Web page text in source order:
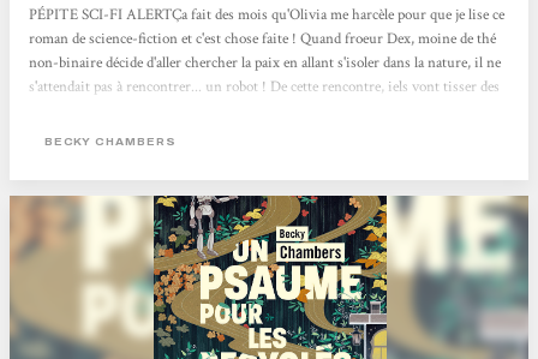
PÉPITE SCI-FI ALERTÇa fait des mois qu'Olivia me harcèle pour que je lise ce
roman de science-fiction et c'est chose faite ! Quand froeur Dex, moine de thé
non-binaire décide d'aller chercher la paix en allant s'isoler dans la nature, il ne
s'attendait pas à rencontrer... un robot ! De cette rencontre, iels vont tisser des
Ça se lit en 2 jours max, c'est drôle, touchant, sensible, rempli d'optimisme et
BECKY CHAMBERS